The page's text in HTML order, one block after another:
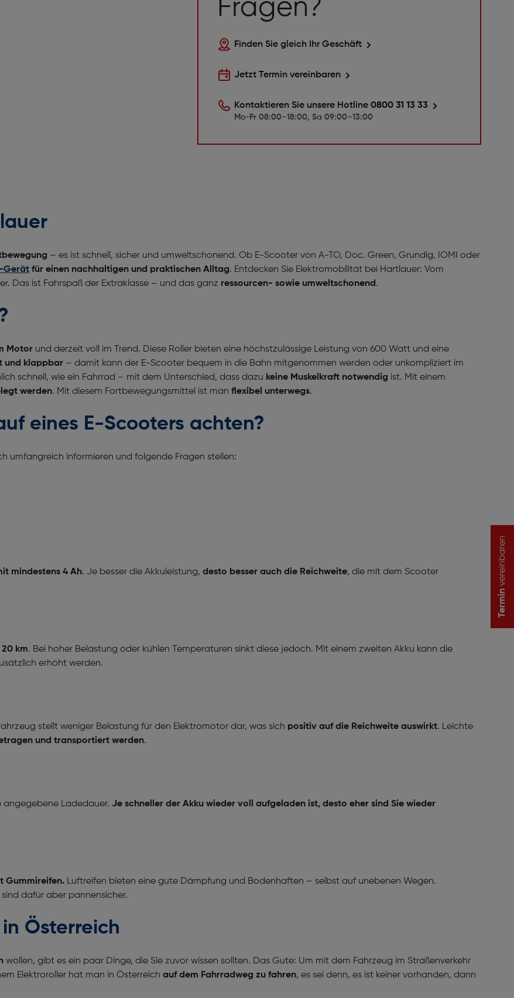
Fragen?
Finden Sie gleich Ihr Geschäft
Jetzt Termin vereinbaren
Kontaktieren Sie unsere Hotline0800 31 13 33
Mo-Fr 08:00–18:00, Sa 09:00–13:00
– es ist schnell, sicher und umweltschonend. Ob E-Scooter von A-TO, Doc. Green, Grundig, IOMI oder
Gerät für einen nachhaltigen und praktischen Alltag. Entdecken Sie Elektromobilität bei Hartlauer: Vom
Das ist Fahrspaß der Extraklasse – und das ganz ressourcen- sowie umweltschonend .
Motor und derzeit voll im Trend. Diese Roller bieten eine höchstzulässige Leistung von 600 Watt und eine
und klappbar – damit kann der E-Scooter bequem in die Bahn mitgenommen werden oder unkompliziert im
schnell, wie ein Fahrrad – mit dem Unterschied, dass dazu keine Muskelkraft notwendig ist. Mit einem
werden. Mit diesem Fortbewegungsmittel ist man flexibel unterwegs.
eines E-Scooters achten?
umfangreich informieren und folgende Fragen stellen:
mindestens 4 Ah. Je besser die Akkuleistung, desto besser auch die Reichweite, die mit dem Scooter
km. Bei hoher Belastung oder kühlen Temperaturen sinkt diese jedoch. Mit einem zweiten Akku kann die
erhöht werden.
stellt weniger Belastung für den Elektromotor dar, was sich positiv auf die Reichweite auswirkt. Leichte
und transportiert werden.
angegebene Ladedauer. Je schneller der Akku wieder voll aufgeladen ist, desto eher sind Sie wieder
Gummireifen. Luftreifen bieten eine gute Dämpfung und Bodenhaften – selbst auf unebenen Wegen.
dafür aber pannensicher.
Österreich
wollen, gibt es ein paar Dinge, die Sie zuvor wissen sollten. Das Gute: Um mit dem Fahrzeug im Straßenverkehr
Elektroroller hat man in Österreich auf dem Fahrradweg zu fahren, es sei denn, es ist keiner vorhanden, dann
Termin
vereinbaren